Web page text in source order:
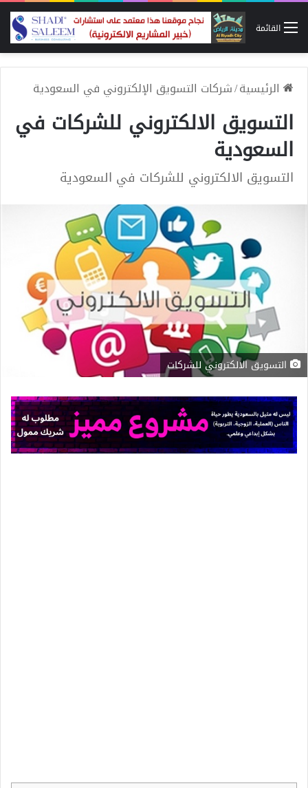
القائمة
الرئيسية/شركات التسويق الإلكتروني في السعودية
التسويق الالكتروني للشركات في
السعودية
التسويق الالكتروني للشركات في السعودية
التسويق الالكتروني للشركات